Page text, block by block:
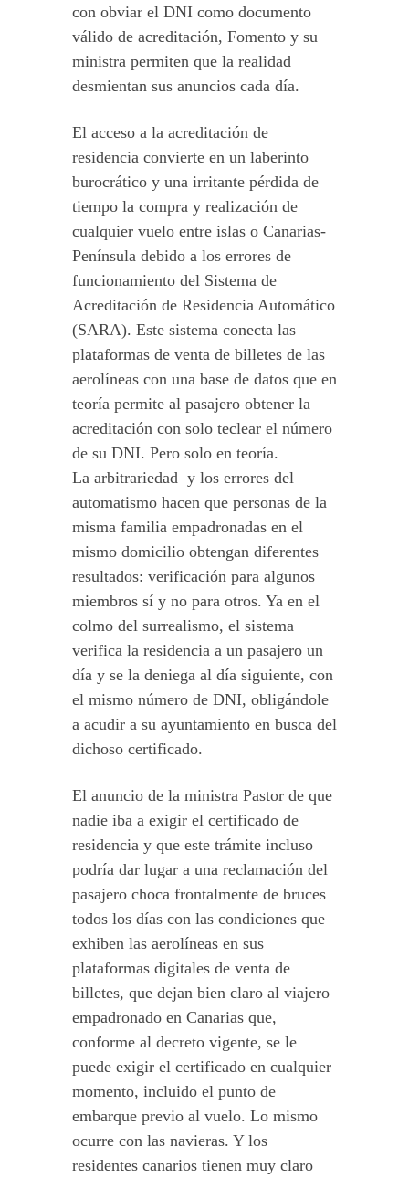
con obviar el DNI como documento
válido de acreditación, Fomento y su
ministra permiten que la realidad
desmientan sus anuncios cada día.
El acceso a la acreditación de
residencia convierte en un laberinto
burocrático y una irritante pérdida de
tiempo la compra y realización de
cualquier vuelo entre islas o Canarias-
Península debido a los errores de
funcionamiento del Sistema de
Acreditación de Residencia Automático
(SARA). Este sistema conecta las
plataformas de venta de billetes de las
aerolíneas con una base de datos que en
teoría permite al pasajero obtener la
acreditación con solo teclear el número
de su DNI. Pero solo en teoría.
La arbitrariedad y los errores del
automatismo hacen que personas de la
misma familia empadronadas en el
mismo domicilio obtengan diferentes
resultados: verificación para algunos
miembros sí y no para otros. Ya en el
colmo del surrealismo, el sistema
verifica la residencia a un pasajero un
día y se la deniega al día siguiente, con
el mismo número de DNI, obligándole
a acudir a su ayuntamiento en busca del
dichoso certificado.
El anuncio de la ministra Pastor de que
nadie iba a exigir el certificado de
residencia y que este trámite incluso
podría dar lugar a una reclamación del
pasajero choca frontalmente de bruces
todos los días con las condiciones que
exhiben las aerolíneas en sus
plataformas digitales de venta de
billetes, que dejan bien claro al viajero
empadronado en Canarias que,
conforme al decreto vigente, se le
puede exigir el certificado en cualquier
momento, incluido el punto de
embarque previo al vuelo. Lo mismo
ocurre con las navieras. Y los
residentes canarios tienen muy claro